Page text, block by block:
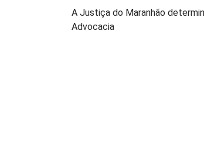
A Justiça do Maranhão
Advocacia